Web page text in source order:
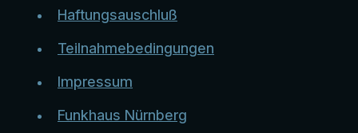
Haftungsauschluß
Teilnahmebedingungen
Impressum
Funkhaus Nürnberg